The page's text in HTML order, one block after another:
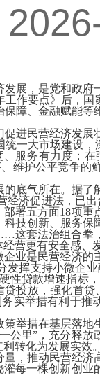
，是党和政府
作要点》后，
障、金融赋能
民营经济发展
一大市场建设
服务有力度；
维护公平竞争
气所在。据了
济促进法，已
署五方面18项
技创新、服务
套法治组合
营更有安全感、
是民营经济的
挥支持小微企
贷款增速指标
投放，强化首
实举措有利于
措在基层落地
里”，充分释
转化为发展实效。
推动民营经济
每一棵创新创